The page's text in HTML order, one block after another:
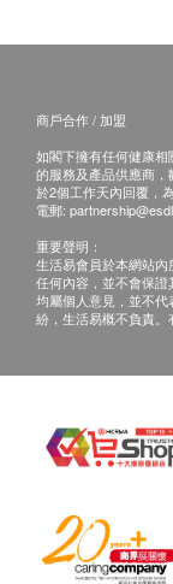
票上，方可享
釋權。
Power Living
電郵：
電話： 2789-
服務時間︰(星
上午11:00 - 下
其他 :
宣傳圖片及價
如有任何爭議
商戶合作 / 加盟
如閣下擁有任何健康
的服務及產品供應商
於2個工作天內回覆，
電郵:
重要聲明：
生活易會員於本網站
任何內容，並不會保
均屬個人意見，並不
紛，生活易概不負責。